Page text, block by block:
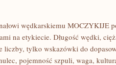
wędkarskiemu MOCZYKIJE
na etykiecie. Długość wędki,
liczby, tylko wskazówki do
pojemność szpuli, waga,